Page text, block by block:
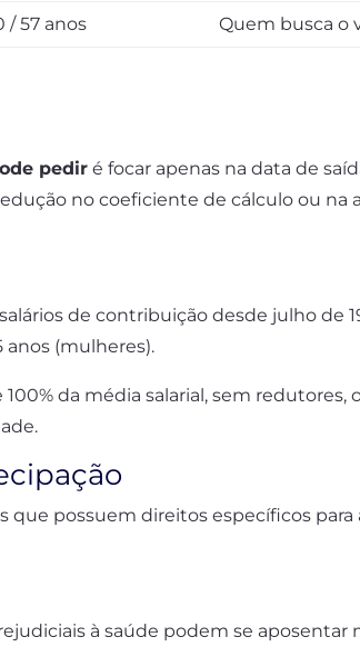
/ 57 anos Quem busca o
pedir é focar apenas na data de
no coeficiente de cálculo ou na
de contribuição desde julho de
anos (mulheres).
da média salarial, sem redutores,
que possuem direitos específicos
à saúde podem se aposentar